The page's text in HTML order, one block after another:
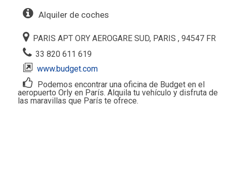
Alquiler de coches
PARIS APT ORY AEROGARE SUD, PARIS , 94547 FR
33 820 611 619
www.budget.com
Podemos encontrar una oficina de Budget en el
aeropuerto Orly en París. Alquila tu vehículo y disfruta de
las maravillas que París te ofrece.